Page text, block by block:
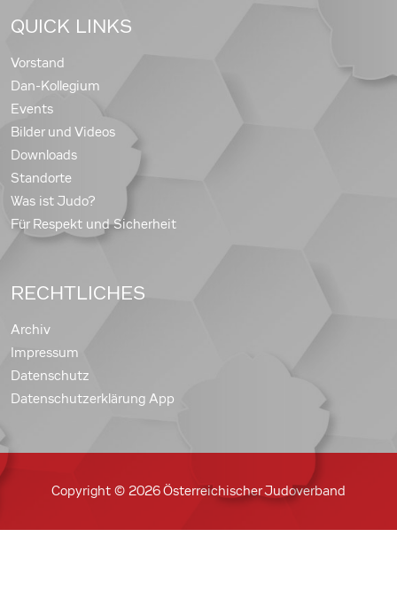
QUICK LINKS
Vorstand
Dan-Kollegium
Events
Bilder und Videos
Downloads
Standorte
Was ist Judo?
Für Respekt und Sicherheit
RECHTLICHES
Archiv
Impressum
Datenschutz
Datenschutzerklärung App
Copyright © 2026 Österreichischer Judoverband